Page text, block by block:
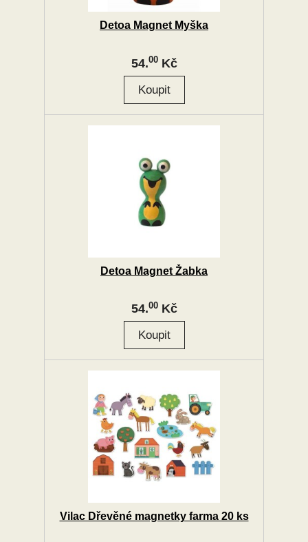
Detoa Magnet Myška
54.00Kč
Detoa Magnet Žabka
54.00Kč
Vilac Dřevěné magnetky farma 20 ks